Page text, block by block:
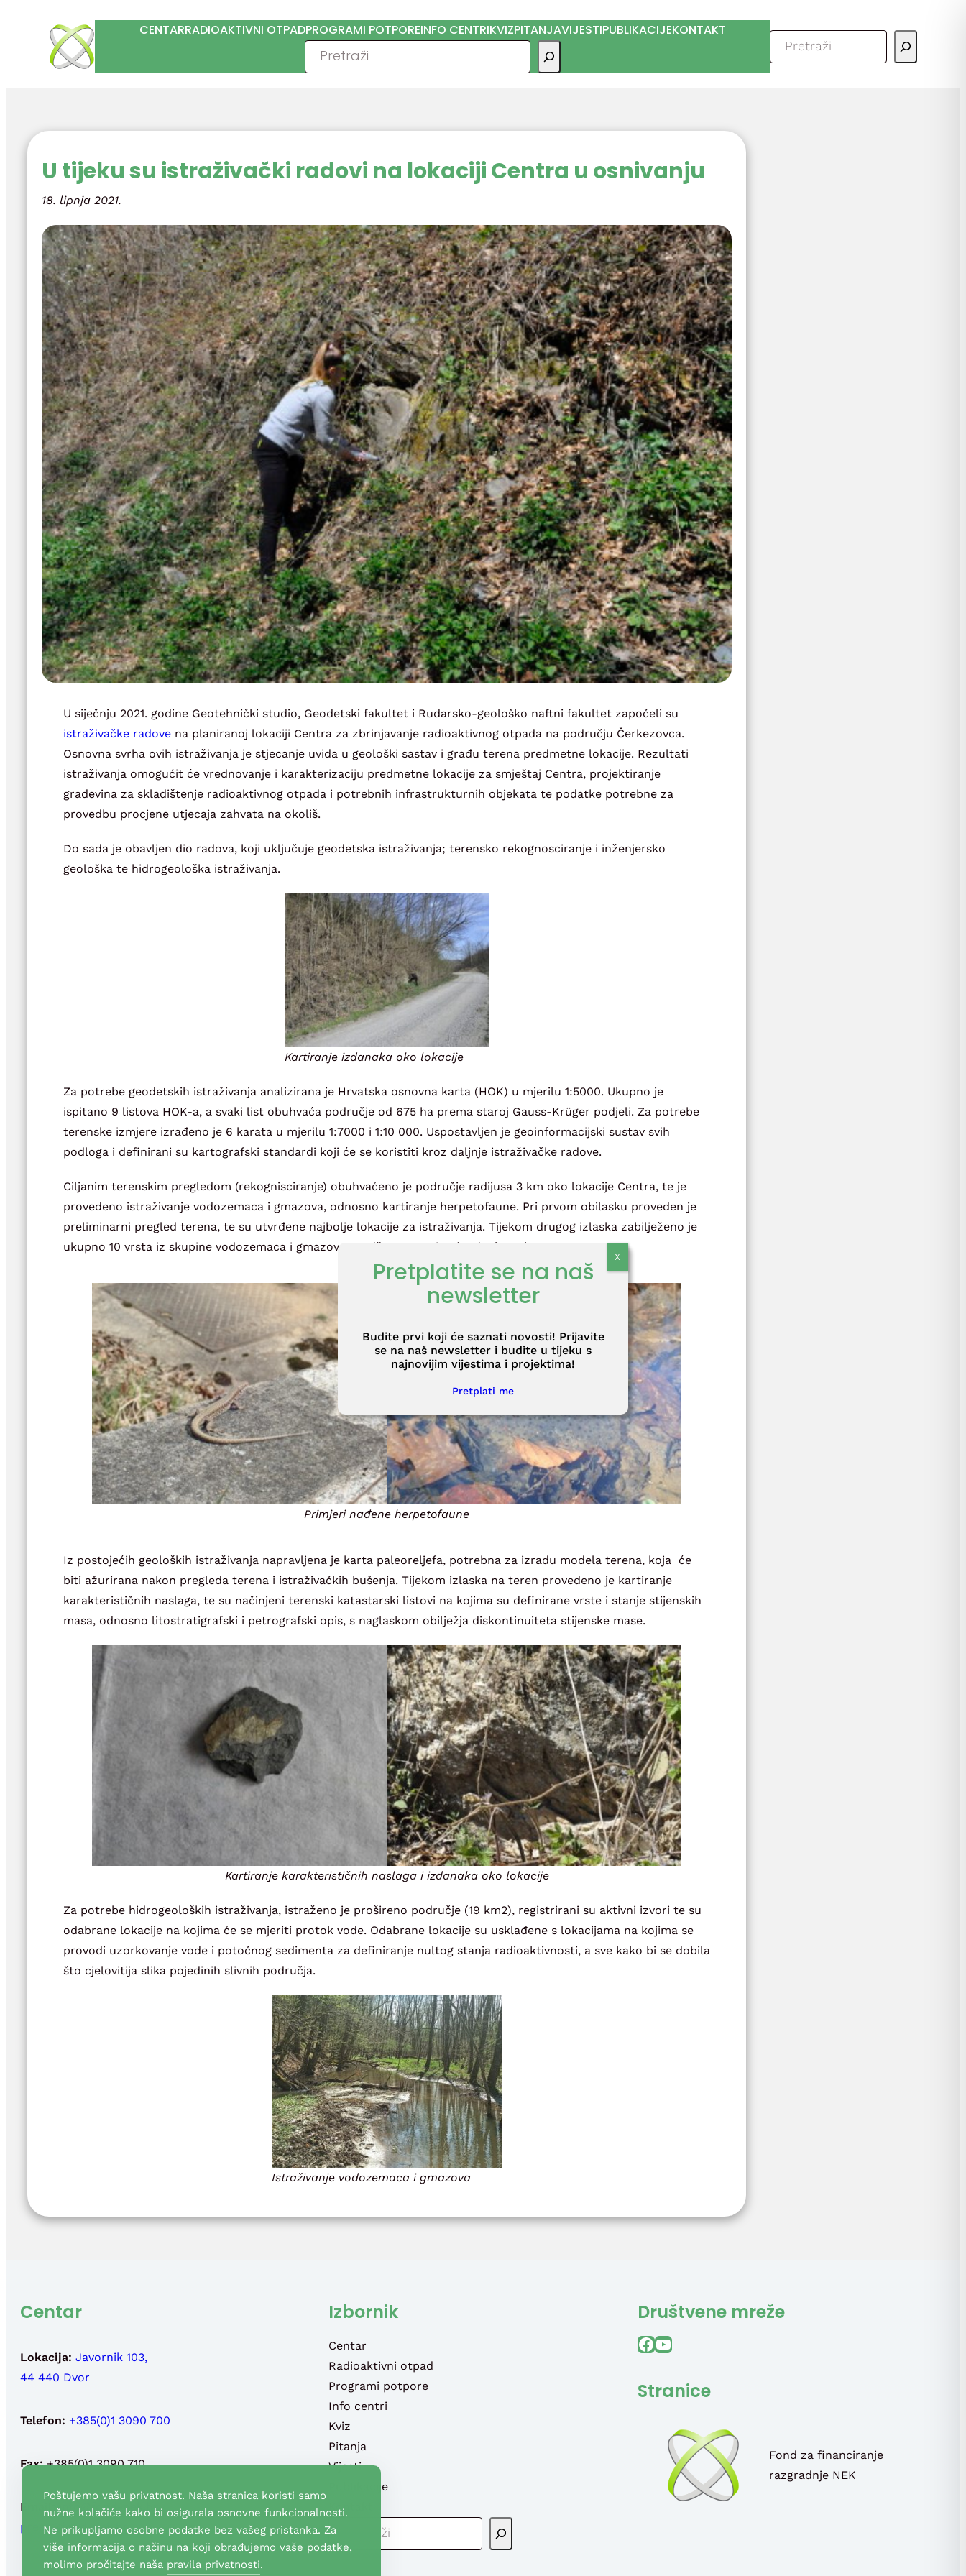
sadržaja
CENTARRADIOAKTIVNI OTPADPROGRAMI POTPOREINFO CENTRIKVIZPITANJAVIJESTIPUBLIKACIJEKONTAKT
Pretraga
U tijeku su istraživački radovi na lokaciji Centra u osnivanju
18. lipnja 2021.
U siječnju 2021. godine Geotehnički studio, Geodetski fakultet i Rudarsko-geološko naftni fakultet započeli su
istraživačke radove na planiranoj lokaciji Centra za zbrinjavanje radioaktivnog otpada na području Čerkezovca.
Osnovna svrha ovih istraživanja je stjecanje uvida u geološki sastav i građu terena predmetne lokacije. Rezultati
istraživanja omogućit će vrednovanje i karakterizaciju predmetne lokacije za smještaj Centra, projektiranje
građevina za skladištenje radioaktivnog otpada i potrebnih infrastrukturnih objekata te podatke potrebne za
provedbu procjene utjecaja zahvata na okoliš.
Do sada je obavljen dio radova, koji uključuje geodetska istraživanja; terensko rekognosciranje i inženjersko
geološka te hidrogeološka istraživanja.
Kartiranje izdanaka oko lokacije
Za potrebe geodetskih istraživanja analizirana je Hrvatska osnovna karta (HOK) u mjerilu 1:5000. Ukupno je
ispitano 9 listova HOK-a, a svaki list obuhvaća područje od 675 ha prema staroj Gauss-Krüger podjeli. Za potrebe
terenske izmjere izrađeno je 6 karata u mjerilu 1:7000 i 1:10 000. Uspostavljen je geoinformacijski sustav svih
podloga i definirani su kartografski standardi koji će se koristiti kroz daljnje istraživačke radove.
Ciljanim terenskim pregledom (rekognisciranje) obuhvaćeno je područje radijusa 3 km oko lokacije Centra, te je
provedeno istraživanje vodozemaca i gmazova, odnosno kartiranje herpetofaune. Pri prvom obilasku proveden je
preliminarni pregled terena, te su utvrđene najbolje lokacije za istraživanja. Tijekom drugog izlaska zabilježeno je
ukupno 10 vrsta iz skupine vodozemaca i gmazova, te više vrsta ptica (ornitofauna).
Primjeri nađene herpetofaune
Iz postojećih geoloških istraživanja napravljena je karta paleoreljefa, potrebna za izradu modela terena, koja će
biti ažurirana nakon pregleda terena i istraživačkih bušenja. Tijekom izlaska na teren provedeno je kartiranje
karakterističnih naslaga, te su načinjeni terenski katastarski listovi na kojima su definirane vrste i stanje stijenskih
masa, odnosno litostratigrafski i petrografski opis, s naglaskom obilježja diskontinuiteta stijenske mase.
Kartiranje karakterističnih naslaga i izdanaka oko lokacije
Za potrebe hidrogeoloških istraživanja, istraženo je prošireno područje (19 km2), registrirani su aktivni izvori te su
odabrane lokacije na kojima će se mjeriti protok vode. Odabrane lokacije su usklađene s lokacijama na kojima se
provodi uzorkovanje vode i potočnog sedimenta za definiranje nultog stanja radioaktivnosti, a sve kako bi se dobila
što cjelovitija slika pojedinih slivnih područja.
Istraživanje vodozemaca i gmazova
Centar
Lokacija: Javornik 103,
44 440 Dvor
Telefon: +385(0)1 3090 700
Fax:+385(0)1 3090 710
Email: info@fond-nek.hr
press@fond-nek.hr
Izbornik
Centar
Radioaktivni otpad
Programi potpore
Info centri
Kviz
Pitanja
Vijesti
Publikacije
Kontakt
P
R
Društvene mreže
Facebook YouTube
Stranice
Fond za financiranje
razgradnje NEK
Poštujemo vašu privatnost. Naša stranica koristi samo
nužne kolačiće kako bi osigurala osnovne funkcionalnosti.
Ne prikupljamo osobne podatke bez vašeg pristanka. Za
više informacija o načinu na koji obrađujemo vaše podatke,
molimo pročitajte naša pravila privatnosti.
Pretplatite se na naš
newsletter
Budite prvi koji će saznati novosti! Prijavite
se na naš newsletter i budite u tijeku s
najnovijim vijestima i projektima!
Pretplati me